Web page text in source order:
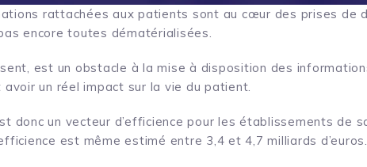
rattachées aux patients sont au cœur des prises de
encore toutes dématérialisées.
est un obstacle à la mise à disposition des
un réel impact sur la vie du patient.
donc un vecteur d’efficience pour les établissements de
est même estimé entre 3,4 et 4,7 milliards d’euros.